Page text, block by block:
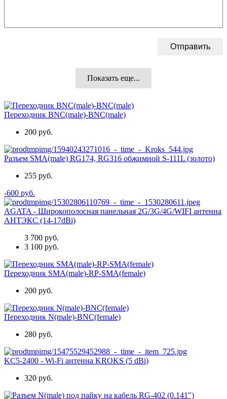
Показать еще...
Переходник BNC(male)-BNC(male)
200 руб.
Разъем SMA(male) RG174, RG316 обжимной S-111L (золото)
255 руб.
-600 руб.
AGATA - Широкополосная панельная 2G/3G/4G/WIFI антенна
АНТЭКС (14-17dBi)
3 700 руб.
3 100 руб.
Переходник SMA(male)-RP-SMA(female)
200 руб.
Переходник N(male)-BNC(female)
280 руб.
KC5-2400 - Wi-Fi антенна KROKS (5 dBi)
320 руб.